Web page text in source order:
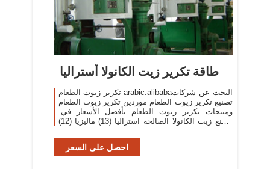
طاقة تكرير زيت الكانولا أستراليا
تكرير زيوت الطعام arabic.alibabaالبحث عن شركات
تصنيع تكرير زيوت الطعام موردين تكرير زيوت الطعام
ومنتجات تكرير زيوت الطعام بأفضل الأسعار في.
مصنع زيت الكانولا الصالحة استراليا (13) ماليزيا (12)
احصل على السعر